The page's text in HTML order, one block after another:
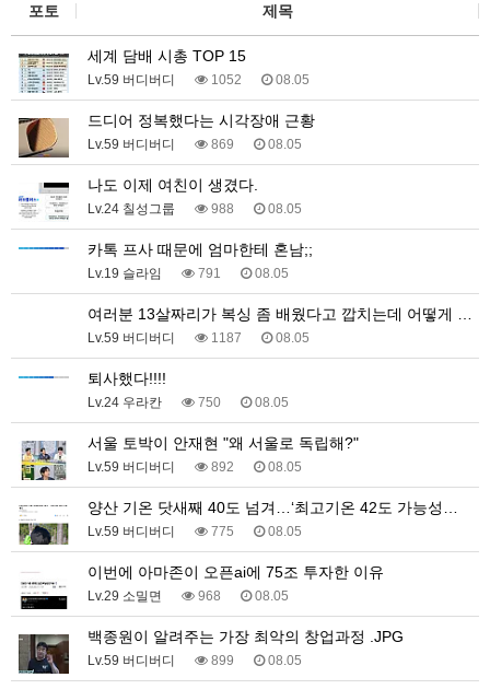
포토 제목
세계 담배 시총 TOP 15
Lv.59 버디버디 1052 08.05
드디어 정복했다는 시각장애 근황
Lv.59 버디버디 869 08.05
나도 이제 여친이 생겼다.
Lv.24 칠성그룹 988 08.05
카톡 프사 때문에 엄마한테 혼남;;
Lv.19 슬라임 791 08.05
여러분 13살짜리가 복싱 좀 배웠다고 깝치는데 어떻게 …
Lv.59 버디버디 1187 08.05
퇴사했다!!!!
Lv.24 우라칸 750 08.05
서울 토박이 안재현 "왜 서울로 독립해?"
Lv.59 버디버디 892 08.05
양산 기온 닷새째 40도 넘겨…‘최고기온 42도 가능성…
Lv.59 버디버디 775 08.05
이번에 아마존이 오픈ai에 75조 투자한 이유
Lv.29 소밀면 968 08.05
백종원이 알려주는 가장 최악의 창업과정 .JPG
Lv.59 버디버디 899 08.05